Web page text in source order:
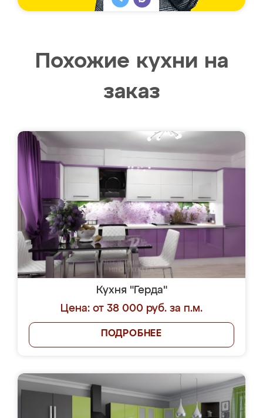
Похожие кухни на
заказ
Кухня "Герда"
Цена: от 38 000 руб. за п.м.
ПОДРОБНЕЕ